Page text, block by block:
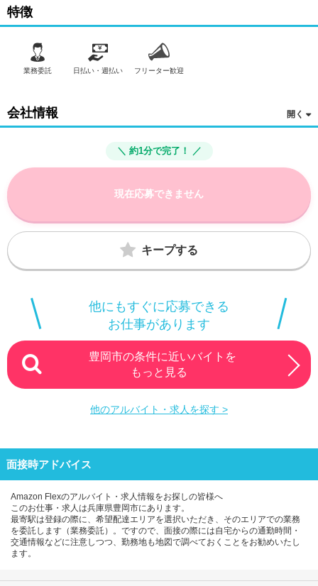
1. オファーを受諾する
2. デリバリーステーションで荷物をピックアップし、配達先に届
3. 報酬を週払いで受け取る
「時間に縛られたくないけれど、安定した収入がほしい...]
「スキマ時間はあるけれど、その時間に稼げる方法がない...」
「新しい業務にチャレンジしたいけれど、人間関係などが心
配...」
少しでもご興味がある方は、お気軽にご登録ください！
この募集はAmazonでの雇用ではなく、個人事業主の方への業務
委託です。稼働時に発生する費用（車両の調達費用、ガソリン
て自己負担となります。
特徴
業務委託 日払い・週払い フリーター歓迎
会社情報
＼ 約1分で完了！ ／
現在応募できません
キープする
他にもすぐに応募できる
お仕事があります
豊岡市の条件に近いバイトを
もっと見る
他のアルバイト・求人を探す >
面接時アドバイス
Amazon Flexのアルバイト・求人情報をお探しの皆様へ
このお仕事・求人は兵庫県豊岡市にあります。
最寄駅は登録の際に、希望配達エリアを選択いただき、そのエリアでの業務
を委託します（業務委託）。ですので、面接の際には自宅からの通勤時間・
交通情報などに注意しつつ、勤務地も地図で調べておくことをお勧めいたし
ます。